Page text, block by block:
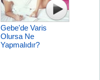
Gebe'de Varis
Olursa Ne
Yapmalıdır?